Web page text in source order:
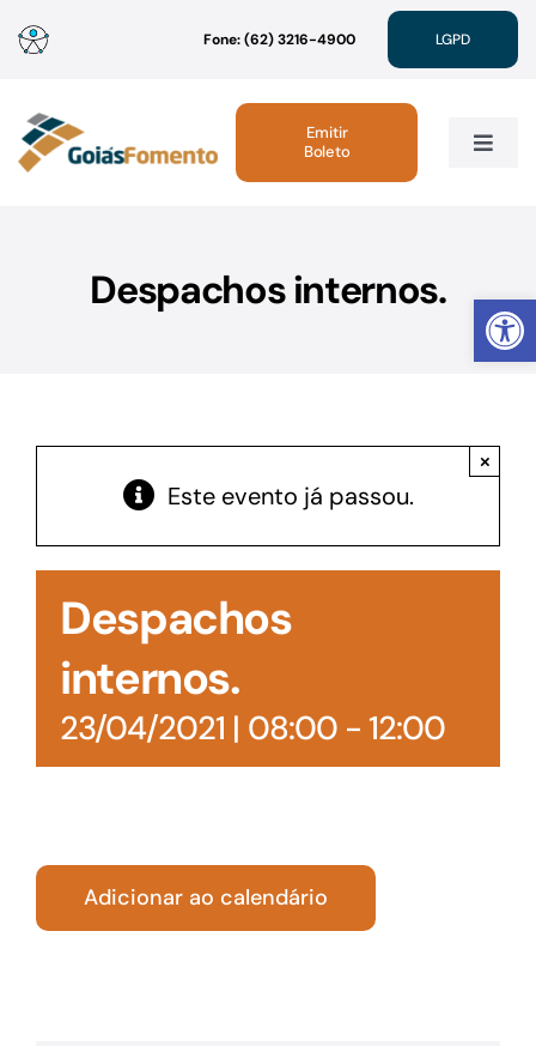
Abrir
para
conteúdo
Fone: (62) 3216-4900 LGPD
Toggle
Linhas de Crédito
Acesso à Informação
Emitir
Boleto
Despachos internos.
Este evento já passou.
×
Despachos
internos.
23/04/2021 | 08:00- 12:00
Adicionar ao calendário